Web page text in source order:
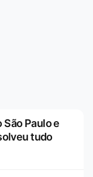
São Paulo e
tudo